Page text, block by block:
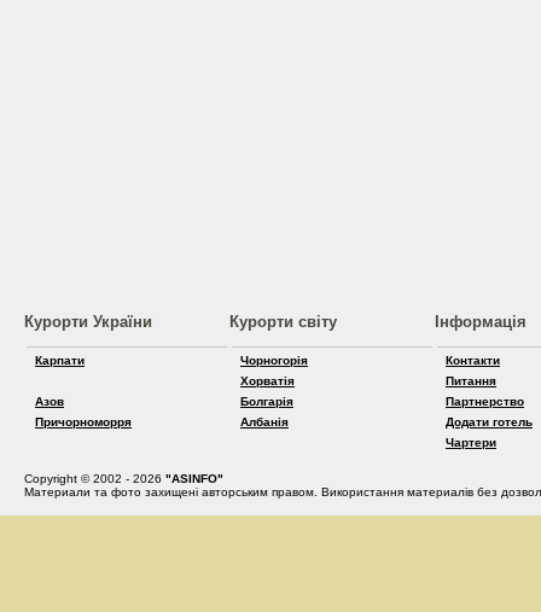
Курорти України
Карпати
Азов
Причорноморря
Курорти світу
Чорногорія
Хорватія
Болгарія
Албанія
Інформація
Контакти
Питання
Партнерство
Додати готель
Чартери
Copyright © 2002 - 2026 "ASINFO"
Материали та фото захищені авторським правом. Використання материалів без